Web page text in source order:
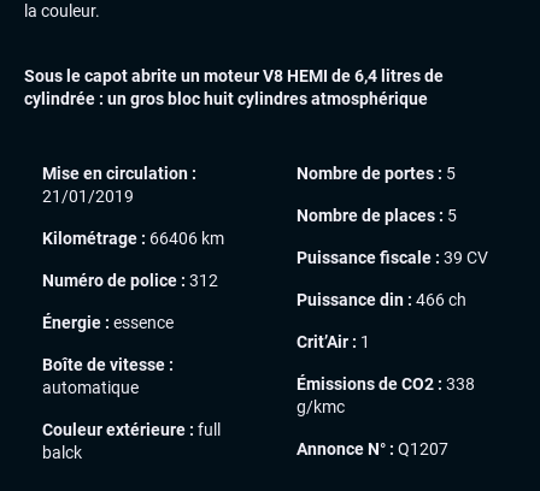
la couleur.
Sous le capot abrite un moteur V8 HEMI de 6,4 litres de
cylindrée : un gros bloc huit cylindres atmosphérique
Mise en circulation :
21/01/2019
Kilométrage : 66406 km
Numéro de police : 312
Énergie : essence
Boîte de vitesse :
automatique
Couleur extérieure : full
balck
Nombre de portes : 5
Nombre de places : 5
Puissance fiscale : 39 CV
Puissance din : 466 ch
Crit’Air : 1
Émissions de CO2 : 338
g/kmc
Annonce N° : Q1207